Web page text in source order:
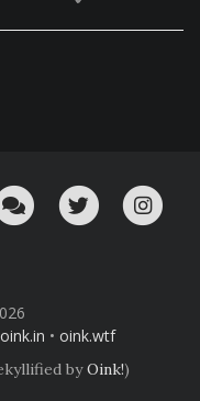
en Telegram!
TV Charla con nosotros
Twitter
oink.in • oink.wtf
byOink!)